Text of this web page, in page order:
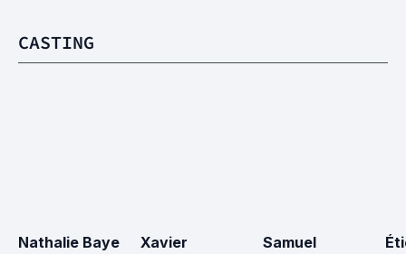
CASTING
Nathalie Baye
Xavier
Samuel